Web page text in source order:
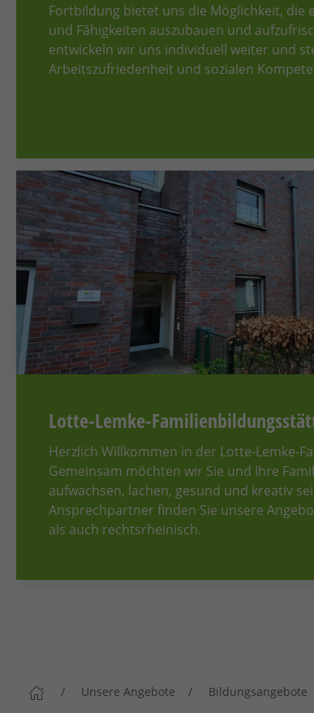
Fortbildung bietet uns die Möglichkeit, die
und Fähigkeiten auszubauen und
entwickeln wir uns individuell weiter und
Arbeitszufriedenheit und sozialen
Lotte-Lemke-
Herzlich Willkommen in der Lotte-Lemke-
Gemeinsam möchten wir Sie und Ihre
aufwachsen, lachen, gesund und kreativ
Ansprechpartner finden Sie unsere
als auch rechtsrheinisch.
Unsere Angebote Bildungsangebote